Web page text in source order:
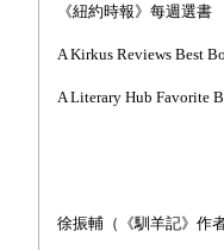
《紐約時報》每週選書
A Kirkus Reviews Best
A Literary Hub Favorite
徐振輔（《馴羊記》作者